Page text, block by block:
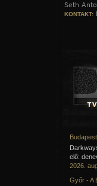
Seth
KONTAKT:
elő:
2026.
Győr - A